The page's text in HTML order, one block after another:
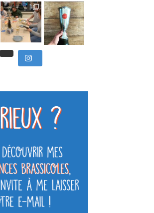
Nous avons clôturé le modu
] Pendant